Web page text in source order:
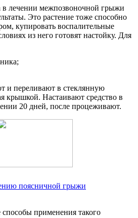
в лечении межпозвоночной грыжи
Это растение тоже способно
купировать воспалительные
из него готовят настойку. Для
и переливают в стеклянную
крышкой. Настаивают средство в
20 дней, после процеживают.
поясничной грыжи
применения такого